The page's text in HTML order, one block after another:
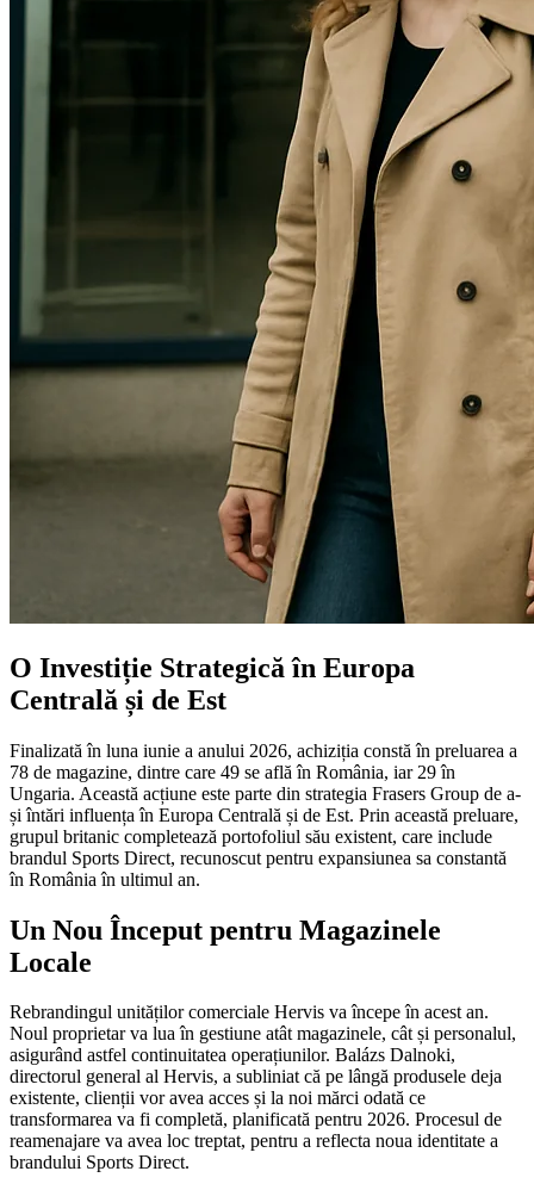
O Investiție Strategică în Europa
Centrală și de Est
Finalizată în luna iunie a anului 2026, achiziția constă în preluarea a
78 de magazine, dintre care 49 se află în România, iar 29 în
Ungaria. Această acțiune este parte din strategia Frasers Group de a-
și întări influența în Europa Centrală și de Est. Prin această preluare,
grupul britanic completează portofoliul său existent, care include
brandul Sports Direct, recunoscut pentru expansiunea sa constantă
în România în ultimul an.
Un Nou Început pentru Magazinele
Locale
Rebrandingul unităților comerciale Hervis va începe în acest an.
Noul proprietar va lua în gestiune atât magazinele, cât și personalul,
asigurând astfel continuitatea operațiunilor. Balázs Dalnoki,
directorul general al Hervis, a subliniat că pe lângă produsele deja
existente, clienții vor avea acces și la noi mărci odată ce
transformarea va fi completă, planificată pentru 2026. Procesul de
reamenajare va avea loc treptat, pentru a reflecta noua identitate a
brandului Sports Direct.